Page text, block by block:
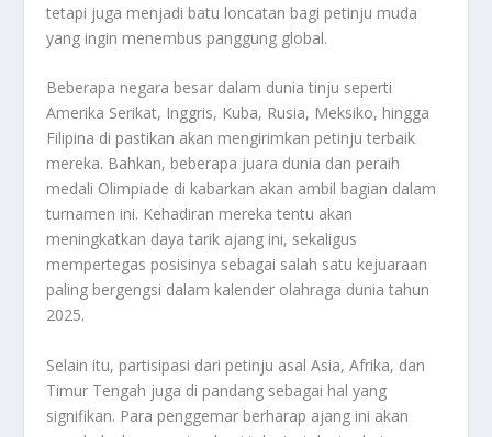
tetapi juga menjadi batu loncatan bagi petinju muda
yang ingin menembus panggung global.
Beberapa negara besar dalam dunia tinju seperti
Amerika Serikat, Inggris, Kuba, Rusia, Meksiko, hingga
Filipina di pastikan akan mengirimkan petinju terbaik
mereka. Bahkan, beberapa juara dunia dan peraih
medali Olimpiade di kabarkan akan ambil bagian dalam
turnamen ini. Kehadiran mereka tentu akan
meningkatkan daya tarik ajang ini, sekaligus
mempertegas posisinya sebagai salah satu kejuaraan
paling bergengsi dalam kalender olahraga dunia tahun
2025.
Selain itu, partisipasi dari petinju asal Asia, Afrika, dan
Timur Tengah juga di pandang sebagai hal yang
signifikan. Para penggemar berharap ajang ini akan